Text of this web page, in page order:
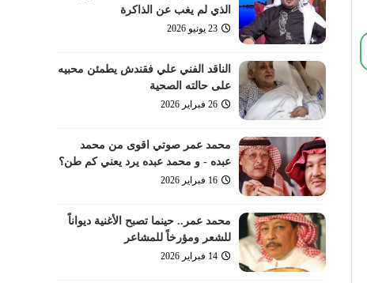
الذي لم يغب عن الذاكرة
23 يونيو 2026
الناقد الفني علي فقندش يطمئن محبيه
على حالته الصحية
26 فبراير 2026
محمد عمر صوتي اقوى من محمد
عبده - و محمد عبده يرد يعني كم طن؟
16 فبراير 2026
محمد عمر.. حينما تصبح الأغنية ديواناً
للشعر ومؤرخاً للمشاعر
14 فبراير 2026